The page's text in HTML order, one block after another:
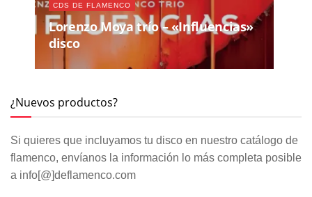
CDS DE FLAMENCO
Lorenzo Moya trío – «Influencias»
disco
¿Nuevos productos?
Si quieres que incluyamos tu disco en nuestro catálogo de
flamenco, envíanos la información lo más completa posible
a info[@]deflamenco.com